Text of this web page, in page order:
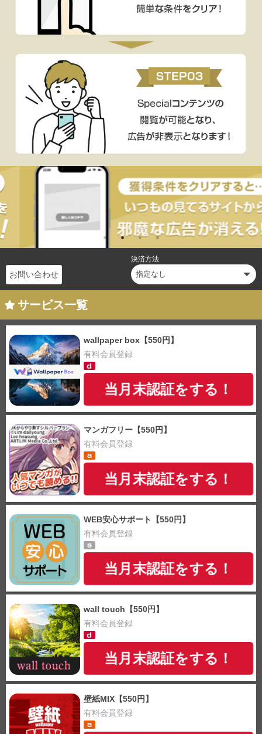
お問い合わせ
決済方法
サービス一覧
wallpaper box【550円】
有料会員登録
当月末認証をする！
マンガフリー【550円】
有料会員登録
当月末認証をする！
WEB安心サポート【550円】
有料会員登録
当月末認証をする！
wall touch【550円】
有料会員登録
当月末認証をする！
壁紙MIX【550円】
有料会員登録